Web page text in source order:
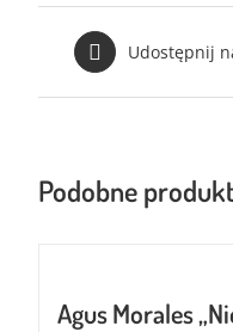
Udostępnij
Podobne
Agus Morales